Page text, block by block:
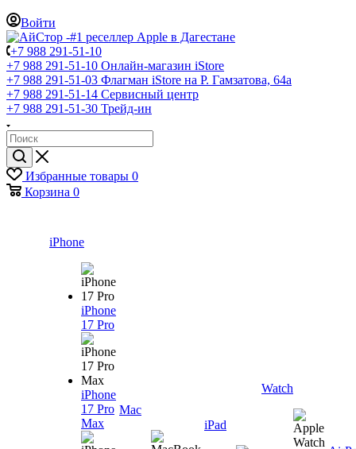
Войти
+7 988 291-51-10
+7 988 291-51-10 Онлайн-магазин iStore
+7 988 291-51-03 Флагман iStore на Р. Гамзатова, 64а
+7 988 291-51-14 Сервисный центр
+7 988 291-51-30 Трейд-ин
Избранные товары 0
Корзина 0
iPhone
iPhone
17 Pro
iPhone
17 Pro
Max
Mac
iPad
Watch